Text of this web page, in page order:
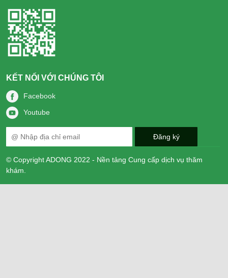
KẾT NỐI VỚI CHÚNG TÔI
Facebook
Youtube
© Copyright ADONG 2022 - Nền tảng Cung cấp dịch vụ thăm
khám.